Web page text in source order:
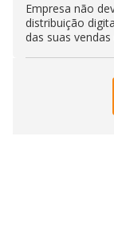
Empresa não
distribuição
das suas